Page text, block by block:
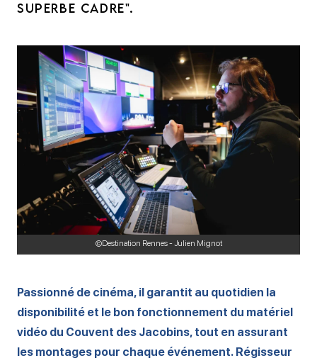
SUPERBE CADRE".
©Destination Rennes - Julien Mignot
Passionné de cinéma, il garantit au quotidien la
disponibilité et le bon fonctionnement du matériel
vidéo du Couvent des Jacobins, tout en assurant
les montages pour chaque événement. Régisseur